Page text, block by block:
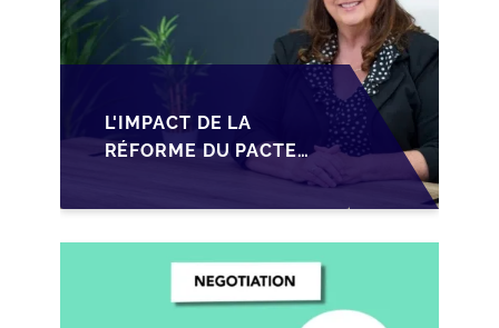
L'IMPACT DE LA
RÉFORME DU PACTE
DUTREIL SUR LA
TRANSMISSION DES